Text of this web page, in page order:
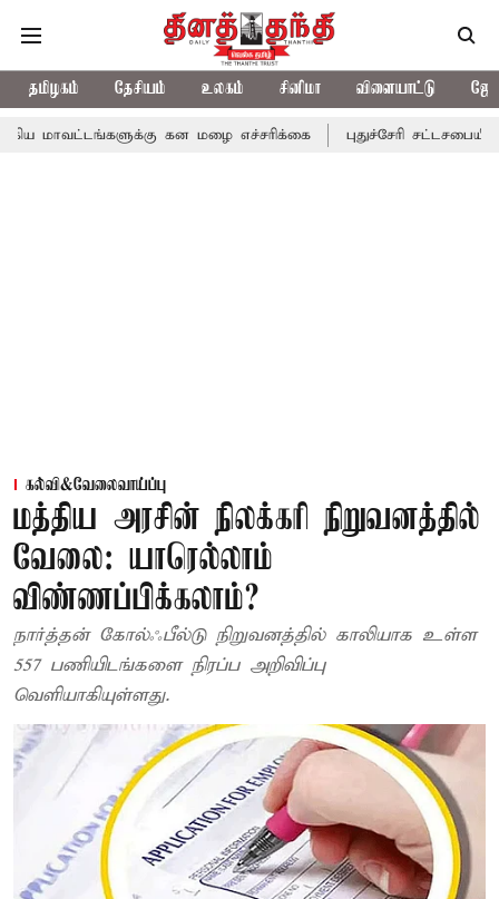
தமிழகம் தேசியம் உலகம் சினிமா விளையாட்டு
கன மழை எச்சரிக்கை புதுச்சேரி சட்டசபையில் வரும்
கல்வி&வேலைவாய்ப்பு
மத்திய அரசின் நிலக்கரி நிறுவனத்தில்
வேலை: யாரெல்லாம்
விண்ணப்பிக்கலாம்?
நார்த்தன் கோல்ஃபீல்டு நிறுவனத்தில் காலியாக உள்ள
557 பணியிடங்களை நிரப்ப அறிவிப்பு
வெளியாகியுள்ளது.